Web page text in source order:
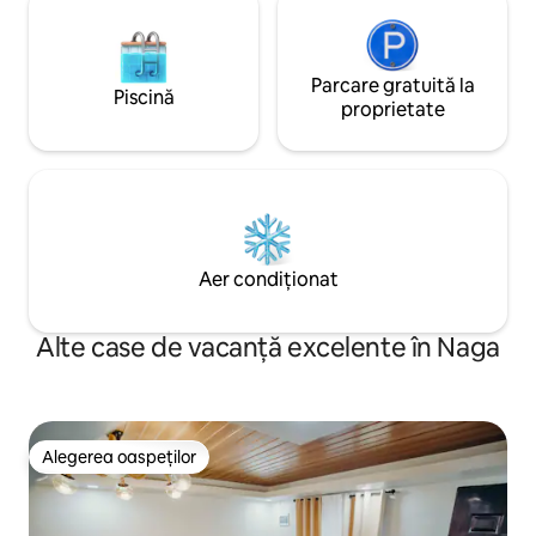
Piscină
Parcare gratuită la
proprietate
Aer condiționat
Alte case de vacanță excelente în Naga
Alegerea oaspeților
Alegerea oaspeților